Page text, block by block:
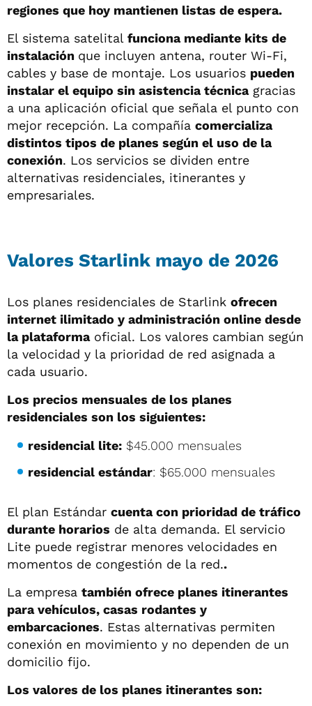
regiones que hoy mantienen listas de espera.
El sistema satelital funciona mediante kits de
instalación que incluyen antena, router Wi-Fi,
cables y base de montaje. Los usuarios pueden
instalar el equipo sin asistencia técnicagracias
a una aplicación oficial que señala el punto con
mejor recepción. La compañía comercializa
distintos tipos de planes según el uso de la
conexión. Los servicios se dividen entre
alternativas residenciales, itinerantes y
empresariales.
Valores Starlink mayo de 2026
Los planes residenciales de Starlink ofrecen
internet ilimitado y administración online desde
la plataformaoficial. Los valores cambian según
la velocidad y la prioridad de red asignada a
cada usuario.
Los precios mensuales de los planes
residenciales son los siguientes:
residencial lite: $45.000 mensuales
residencial estándar: $65.000 mensuales
El plan Estándar cuenta con prioridad de tráfico
durante horarios de alta demanda. El servicio
Lite puede registrar menores velocidades en
momentos de congestión de la red..
La empresa también ofrece planes itinerantes
para vehículos, casas rodantes y
embarcaciones. Estas alternativas permiten
conexión en movimiento y no dependen de un
domicilio fijo.
Los valores de los planes itinerantes son: